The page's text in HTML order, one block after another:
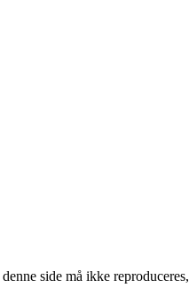
side må ikke reproduceres,